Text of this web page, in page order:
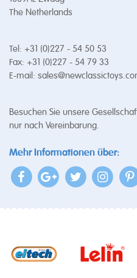
The Netherlands
Tel: +31 (0)227 - 54 50 53
Fax: +31 (0)227 - 54 79 33
E-mail:
Besuchen Sie unsere
nur nach Vereinbarung.
Mehr Informationen über: